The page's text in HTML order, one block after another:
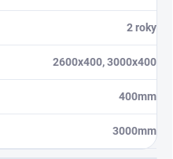
2 roky
2600x400, 3000x400
400mm
3000mm